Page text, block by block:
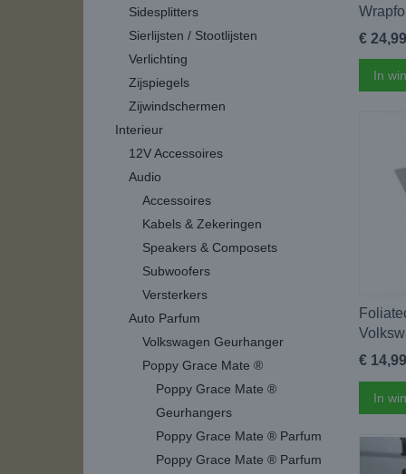
Sidesplitters
Sierlijsten / Stootlijsten
Verlichting
Zijspiegels
Zijwindschermen
Interieur
12V Accessoires
Audio
Accessoires
Kabels & Zekeringen
Speakers & Composets
Subwoofers
Versterkers
Auto Parfum
Volkswagen Geurhanger
Poppy Grace Mate ®
Poppy Grace Mate ®
Geurhangers
Poppy Grace Mate ® Parfum
Poppy Grace Mate ® Parfum
€ 24,99
In
€ 14,99
In